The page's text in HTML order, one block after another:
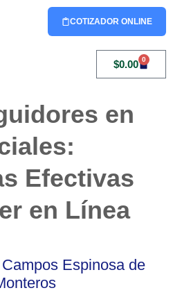
COTIZADOR ONLINE
$0.00 0
en
Efectivas
en Línea
Espinosa de